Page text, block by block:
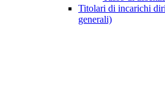
Titolari di incarichi
generali)